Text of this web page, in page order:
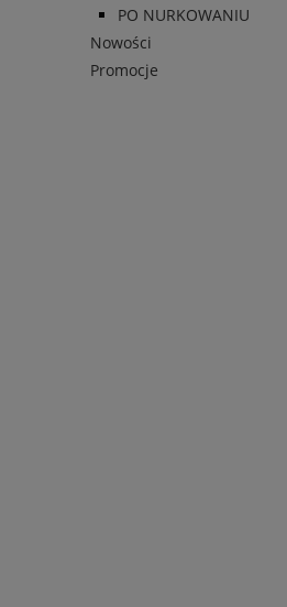
PO NURKOWANIU
Nowości
Promocje